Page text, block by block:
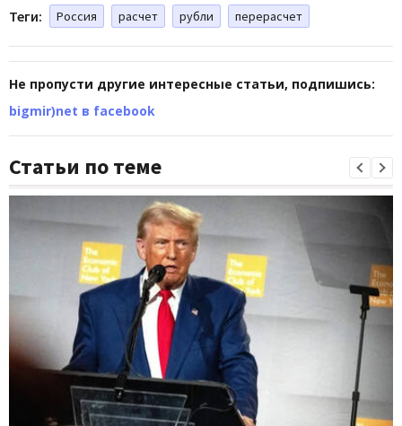
Теги: Россия расчет рубли перерасчет
Не пропусти другие интересные статьи, подпишись:
bigmir)net в facebook
Статьи по теме